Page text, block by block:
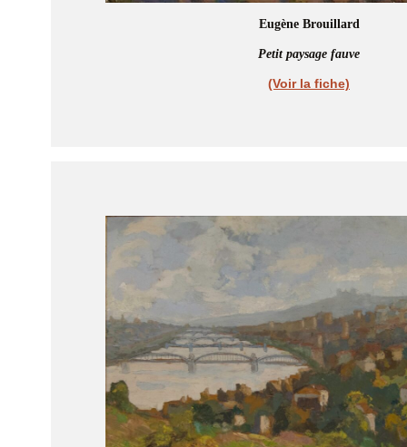
Eugène Brouillard
Petit paysage fauve
(Voir la fiche)